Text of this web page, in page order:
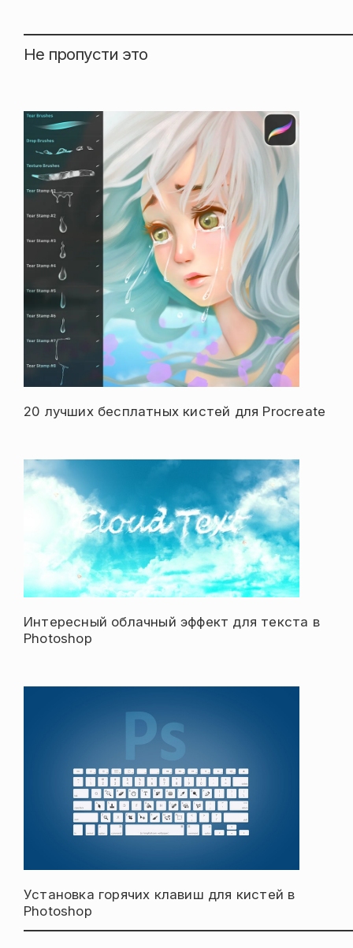
Не пропусти это
20 лучших бесплатных кистей для Procreate
Интересный облачный эффект для текста в
Photoshop
Установка горячих клавиш для кистей в
Photoshop